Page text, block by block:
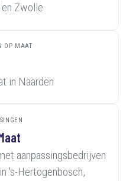
Zwolle
OP MAAT
in Naarden
aanpassingsbedrijven
's-Hertogenbosch,